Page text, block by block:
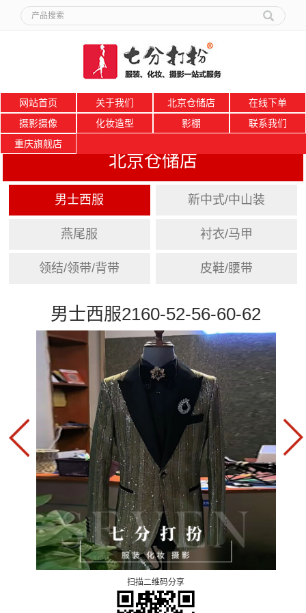
网站首页 关于我们 北京仓储店
在线下单
摄影摄像
化妆造型 影棚
联系我们
重庆旗舰店
北京仓储店
男士西服 新中式/中山装
燕尾服 衬衣/马甲
领结/领带/背带 皮鞋/腰带
男士西服2160-52-56-60-62
扫描二维码分享